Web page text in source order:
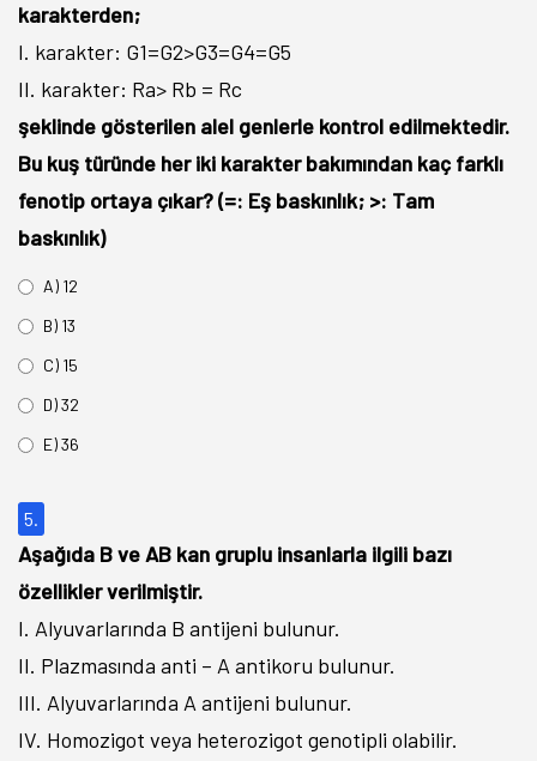
karakterden;
I. karakter: G1=G2>G3=G4=G5
II. karakter: Ra> Rb = Rc
şeklinde gösterilen alel genlerle kontrol edilmektedir.
Bu kuş türünde her iki karakter bakımından kaç farklı
fenotip ortaya çıkar? (=: Eş baskınlık; >: Tam
baskınlık)
A) 12
B) 13
C) 15
D) 32
E) 36
5.
Aşağıda B ve AB kan gruplu insanlarla ilgili bazı
özellikler verilmiştir.
I. Alyuvarlarında B antijeni bulunur.
II. Plazmasında anti – A antikoru bulunur.
III. Alyuvarlarında A antijeni bulunur.
IV. Homozigot veya heterozigot genotipli olabilir.